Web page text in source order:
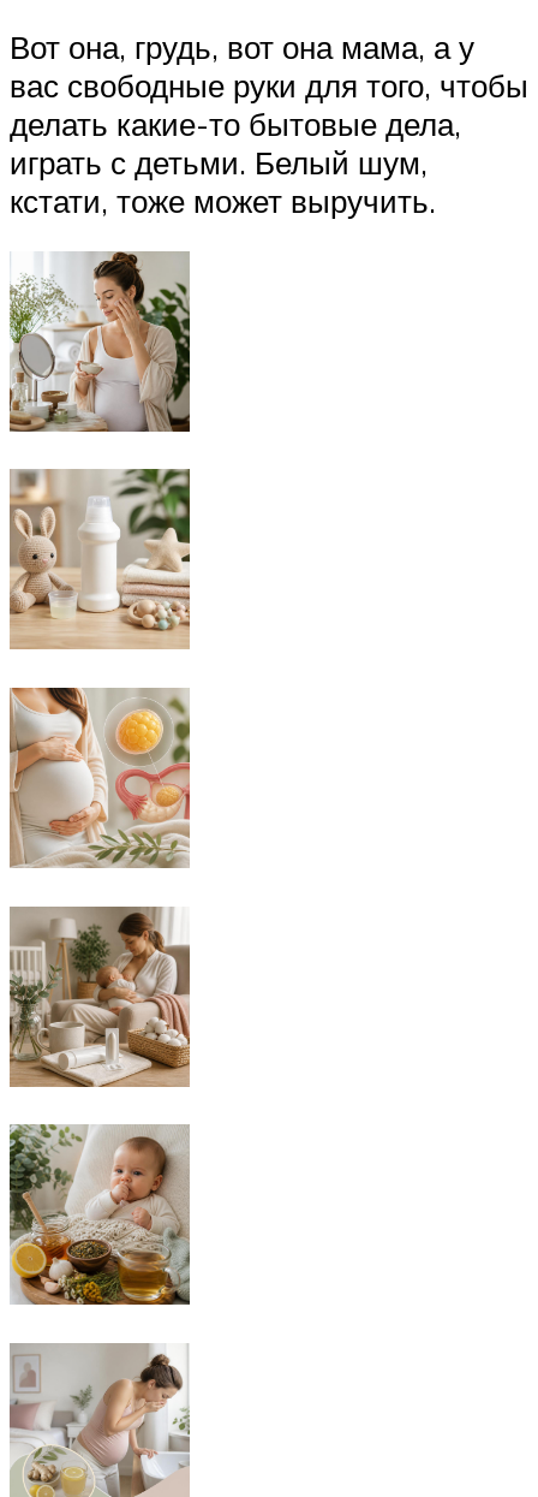
Вот она, грудь, вот она мама, а у
вас свободные руки для того, чтобы
делать какие-то бытовые дела,
играть с детьми. Белый шум,
кстати, тоже может выручить.